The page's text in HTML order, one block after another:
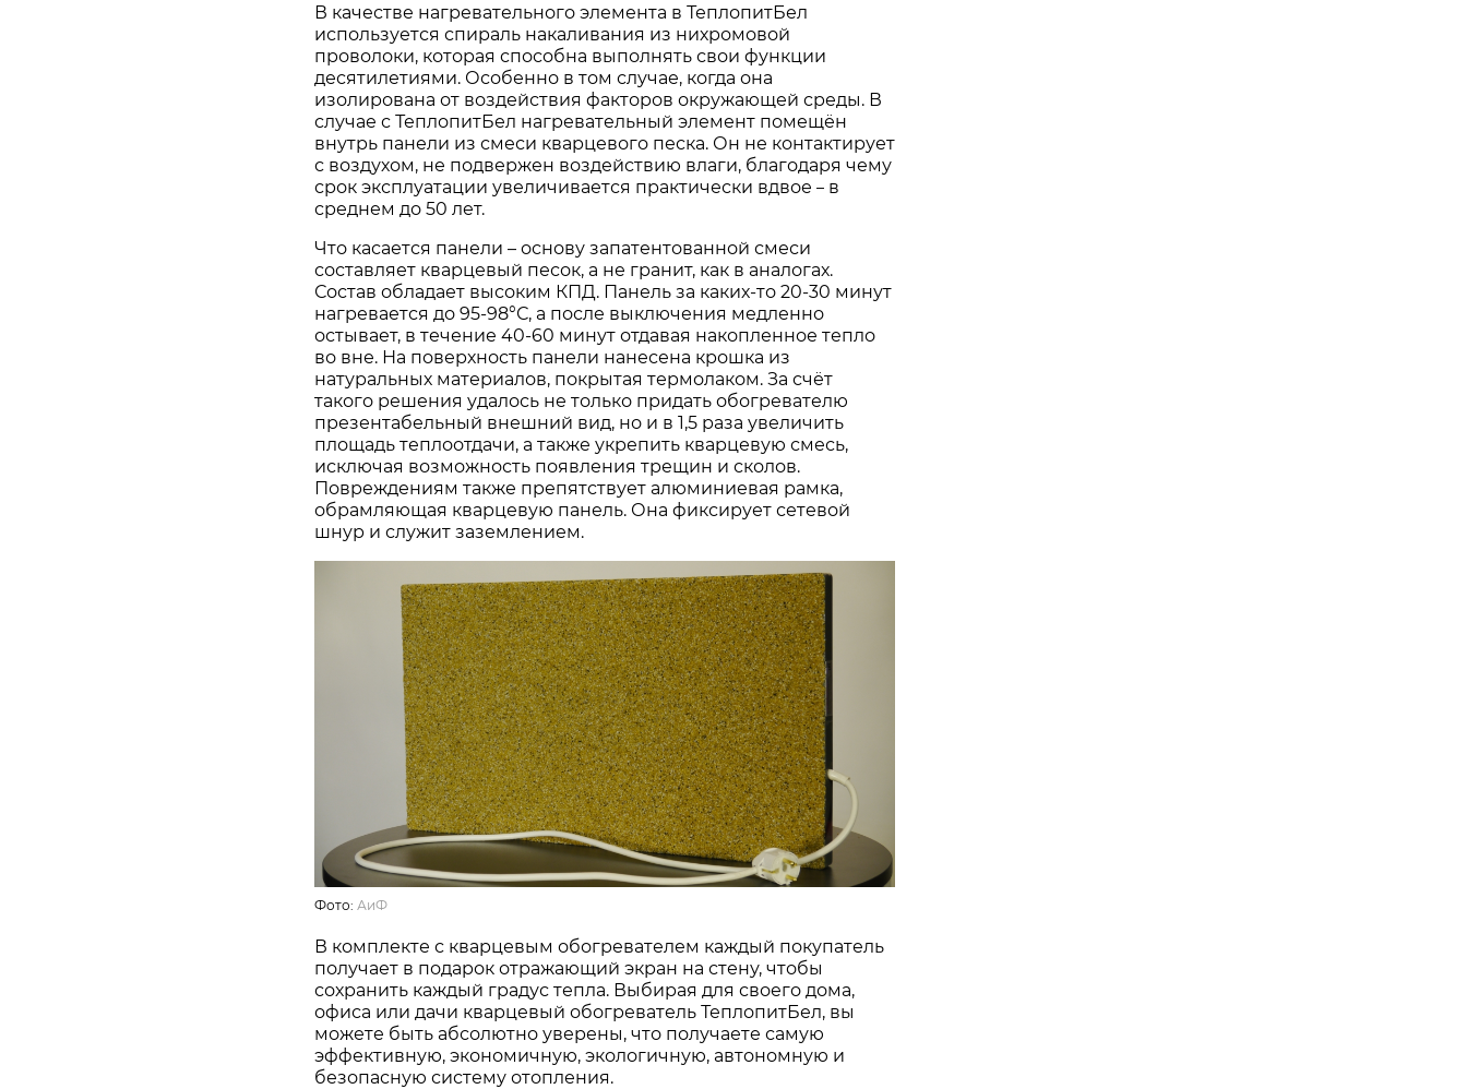
В качестве нагревательного элемента в ТеплопитБел
используется спираль накаливания из нихромовой
проволоки, которая способна выполнять свои функции
десятилетиями. Особенно в том случае, когда она
изолирована от воздействия факторов окружающей среды. В
случае с ТеплопитБел нагревательный элемент помещён
внутрь панели из смеси кварцевого песка. Он не контактирует
с воздухом, не подвержен воздействию влаги, благодаря чему
срок эксплуатации увеличивается практически вдвое – в
среднем до 50 лет.
Что касается панели – основу запатентованной смеси
составляет кварцевый песок, а не гранит, как в аналогах.
Состав обладает высоким КПД. Панель за каких-то 20-30 минут
нагревается до 95-98°С, а после выключения медленно
остывает, в течение 40-60 минут отдавая накопленное тепло
во вне. На поверхность панели нанесена крошка из
натуральных материалов, покрытая термолаком. За счёт
такого решения удалось не только придать обогревателю
презентабельный внешний вид, но и в 1,5 раза увеличить
площадь теплоотдачи, а также укрепить кварцевую смесь,
исключая возможность появления трещин и сколов.
Повреждениям также препятствует алюминиевая рамка,
обрамляющая кварцевую панель. Она фиксирует сетевой
шнур и служит заземлением.
Фото: АиФ
В комплекте с кварцевым обогревателем каждый покупатель
получает в подарок отражающий экран на стену, чтобы
сохранить каждый градус тепла. Выбирая для своего дома,
офиса или дачи кварцевый обогреватель ТеплопитБел, вы
можете быть абсолютно уверены, что получаете самую
эффективную, экономичную, экологичную, автономную и
безопасную систему отопления.